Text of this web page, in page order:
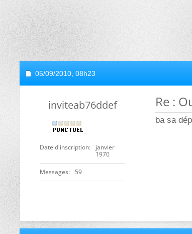
05/09/2010, 08h23
inviteab76ddef
Date d'inscription
janvier
1970
Messages 59
Re :
ba sa